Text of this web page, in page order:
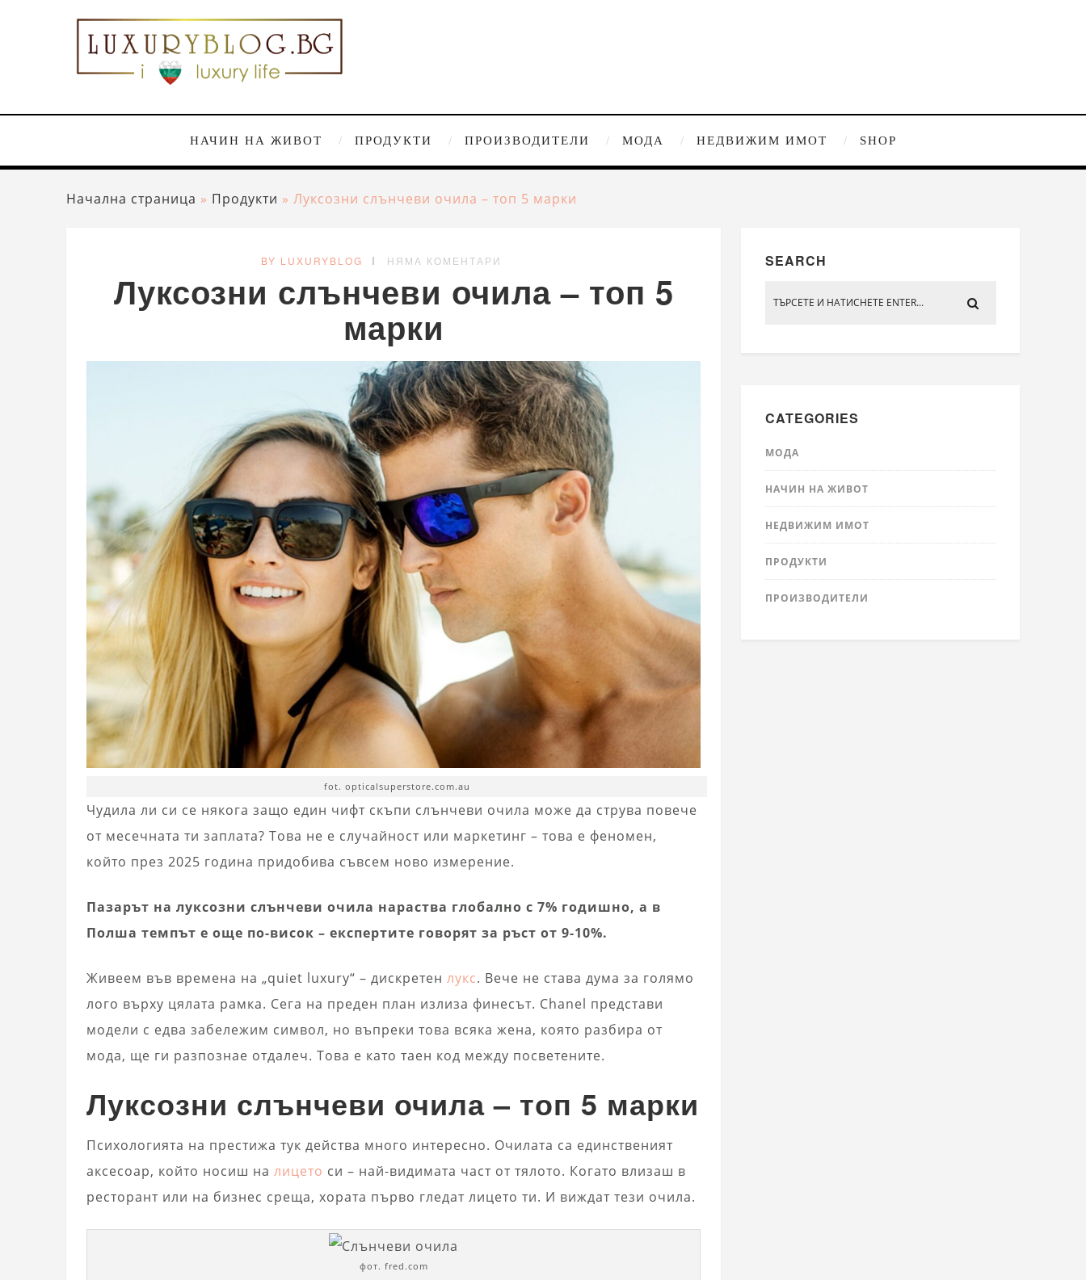
НАЧИН НА ЖИВОТ ПРОДУКТИ ПРОИЗВОДИТЕЛИ МОДА НЕДВИЖИМ ИМОТ SHOP
Начална страница » Продукти » Луксозни слънчеви очила – топ 5 марки
BY LUXURYBLOG НЯМА КОМЕНТАРИ
Луксозни слънчеви очила – топ 5
марки
fot. opticalsuperstore.com.au
Чудила ли си се някога защо един чифт скъпи слънчеви очила може да струва повече
от месечната ти заплата? Това не е случайност или маркетинг – това е феномен,
който през 2025 година придобива съвсем ново измерение.
Пазарът на луксозни слънчеви очила нараства глобално с 7% годишно, а в
Полша темпът е още по-висок – експертите говорят за ръст от 9-10%.
Живеем във времена на „quiet luxury“ – дискретен лукс. Вече не става дума за голямо
лого върху цялата рамка. Сега на преден план излиза финесът. Chanel представи
модели с едва забележим символ, но въпреки това всяка жена, която разбира от
мода, ще ги разпознае отдалеч. Това е като таен код между посветените.
Луксозни слънчеви очила – топ 5 марки
Психологията на престижа тук действа много интересно. Очилата са единственият
аксесоар, който носиш на лицето си – най-видимата част от тялото. Когато влизаш в
ресторант или на бизнес среща, хората първо гледат лицето ти. И виждат тези очила.
фот. fred.com
SEARCH
CATEGORIES
МОДА
НАЧИН НА ЖИВОТ
НЕДВИЖИМ ИМОТ
ПРОДУКТИ
ПРОИЗВОДИТЕЛИ